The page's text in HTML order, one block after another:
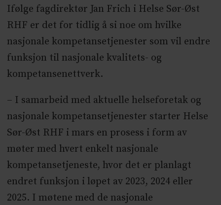
Ifølge fagdirektør Jan Frich i Helse Sør-Øst
RHF er det for tidlig å si noe om hvilke
nasjonale kompetansetjenester som vil endre
funksjon til nasjonale kvalitets- og
kompetansenettverk.
– I samarbeid med aktuelle helseforetak og
nasjonale kompetansetjenester starter Helse
Sør-Øst RHF i mars en prosess i form av
møter med hvert enkelt nasjonale
kompetansetjeneste, hvor det er planlagt
endret funksjon i løpet av 2023, 2024 eller
2025. I møtene med de nasjonale